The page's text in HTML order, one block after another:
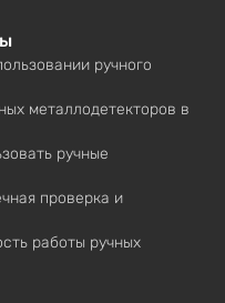
ручного
металлодетекторов в
ручные
проверка и
работы ручных